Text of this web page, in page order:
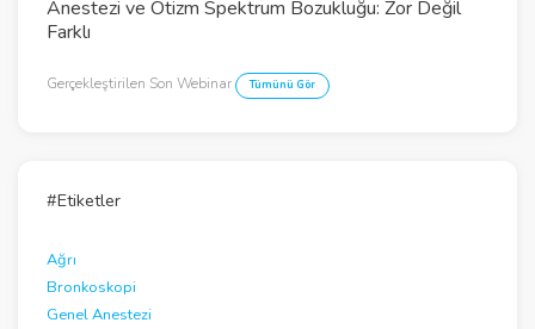
V
i
d
Anestezi ve Otizm Spektrum Bozukluğu: Zor Değil
Farklı
Gerçekleştirilen Son Webinar Tümünü Gör
#Etiketler
Ağrı
Bronkoskopi
Genel Anestezi